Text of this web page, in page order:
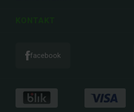
facebook